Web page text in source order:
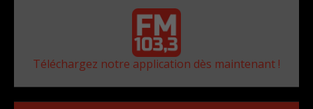
Téléchargez notre application dès maintenant !